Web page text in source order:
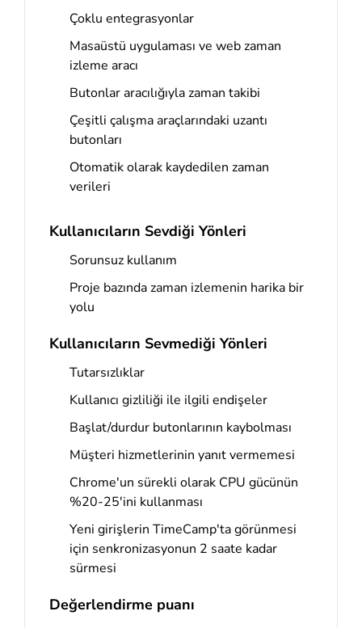
Çoklu entegrasyonlar
Masaüstü uygulaması ve web zaman
izleme aracı
Butonlar aracılığıyla zaman takibi
Çeşitli çalışma araçlarındaki uzantı
butonları
Otomatik olarak kaydedilen zaman
verileri
Kullanıcıların Sevdiği Yönleri
Sorunsuz kullanım
Proje bazında zaman izlemenin harika bir
yolu
Kullanıcıların Sevmediği Yönleri
Tutarsızlıklar
Kullanıcı gizliliği ile ilgili endişeler
Başlat/durdur butonlarının kaybolması
Müşteri hizmetlerinin yanıt vermemesi
Chrome'un sürekli olarak CPU gücünün
%20-25'ini kullanması
Yeni girişlerin TimeCamp'ta görünmesi
için senkronizasyonun 2 saate kadar
sürmesi
Değerlendirme puanı